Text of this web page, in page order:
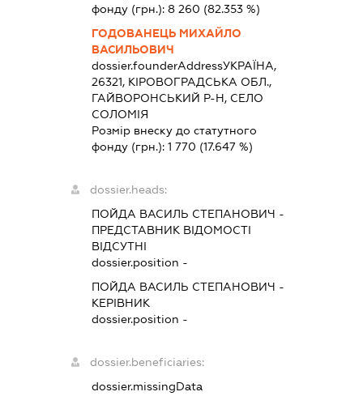
фонду (грн.):8 260 (82.353 %)
ГОДОВАНЕЦЬ МИХАЙЛО
ВАСИЛЬОВИЧ
dossier.founderAddressУКРАЇНА,
26321, КІРОВОГРАДСЬКА ОБЛ.,
ГАЙВОРОНСЬКИЙ Р-Н, СЕЛО
СОЛОМІЯ
Розмір внеску до статутного
фонду (грн.):1 770 (17.647 %)
dossier.heads:
ПОЙДА ВАСИЛЬ СТЕПАНОВИЧ -
ПРЕДСТАВНИК ВІДОМОСТІ
ВІДСУТНІ
dossier.position -
ПОЙДА ВАСИЛЬ СТЕПАНОВИЧ -
КЕРІВНИК
dossier.position -
dossier.beneficiaries:
dossier.missingData